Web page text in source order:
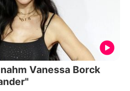
Vanessa Borck